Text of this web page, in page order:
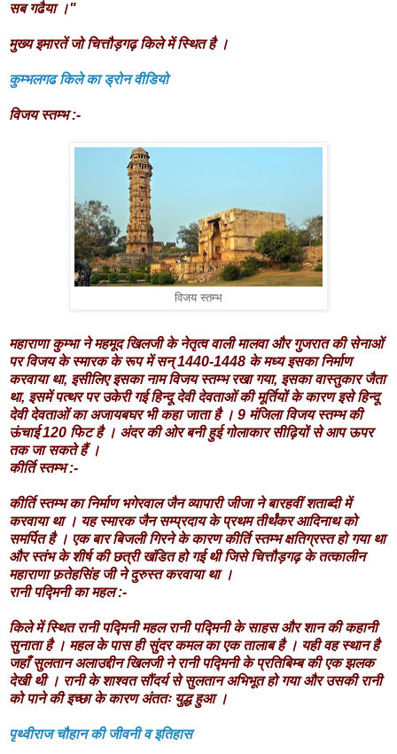
सब गढैया ।"
मुख्य इमारतें जो चित्तौड़गढ़ किले में स्थित है ।
कुम्भलगढ किले का ड्रोन वीडियो
विजय स्तम्भ :-
विजय स्तम्भ
महाराणा कुम्भा ने महमूद खिलजी के नेतृत्व वाली मालवा और गुजरात की सेनाओं
पर विजय के स्मारक के रूप में सन् 1440-1448 के मध्य इसका निर्माण
करवाया था, इसीलिए इसका नाम विजय स्तम्भ रखा गया, इसका वास्तुकार जैता
था, इसमें पत्थर पर उकेरी गई हिन्दू देवी देवताओं की मूर्तियों के कारण इसे हिन्दू
देवी देवताओं का अजायबघर भी कहा जाता है । 9 मंजिला विजय स्तम्भ की
ऊंचाई 120 फिट है । अंदर की ओर बनी हुई गोलाकार सीढ़ियों से आप ऊपर
तक जा सकते हैं ।
कीर्ति स्तम्भ :-
कीर्ति स्तम्भ का निर्माण भगेरवाल जैन व्यापारी जीजा ने बारहवीं शताब्दी में
करवाया था । यह स्मारक जैन सम्प्रदाय के प्रथम तीर्थंकर आदिनाथ को
समर्पित है । एक बार बिजली गिरने के कारण कीर्ति स्तम्भ क्षतिग्रस्त हो गया था
और स्तंभ के शीर्ष की छत्री खंडित हो गई थी जिसे चित्तौड़गढ़ के तत्कालीन
महाराणा फ़तेहसिंह जी ने दुरुस्त करवाया था ।
रानी पद्मिनी का महल :-
किले में स्थित रानी पद्मिनी महल रानी पद्मिनी के साहस और शान की कहानी
सुनाता है । महल के पास ही सुंदर कमल का एक तालाब है । यही वह स्थान है
जहाँ सुलतान अलाउद्दीन खिलजी ने रानी पद्मिनी के प्रतिबिम्ब की एक झलक
देखी थी । रानी के शाश्वत सौंदर्य से सुलतान अभिभूत हो गया और उसकी रानी
को पाने की इच्छा के कारण अंततः युद्ध हुआ ।
पृथ्वीराज चौहान की जीवनी व इतिहास